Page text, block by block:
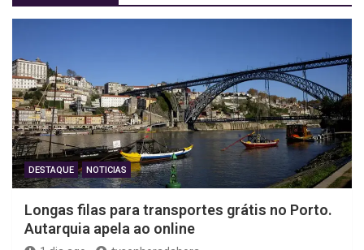
DESTAQUE NOTICIAS
Longas filas para transportes grátis no Porto.
Autarquia apela ao online